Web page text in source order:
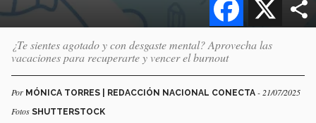
¿Te sientes agotado y con desgaste mental? Aprovecha las
vacaciones para recuperarte y vencer el burnout
Por MÓNICA TORRES | REDACCIÓN NACIONAL CONECTA - 21/07/2025
Fotos SHUTTERSTOCK